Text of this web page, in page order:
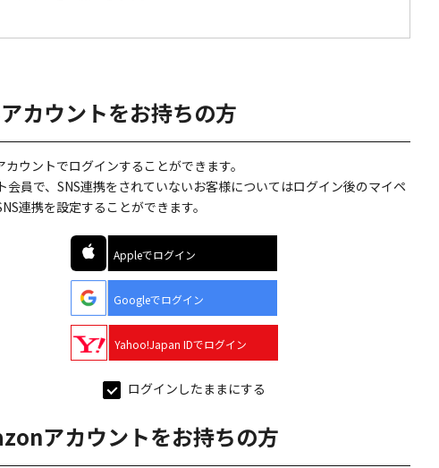
カウントをお持ちの方
カウントでログインすることができます。
会員で、SNS連携をされていないお客様についてはログイン後のマイペ
連携を設定することができます。
Appleでログイン
Googleでログイン
Yahoo!Japan IDでログイン
ログインしたままにする
アカウントをお持ちの方